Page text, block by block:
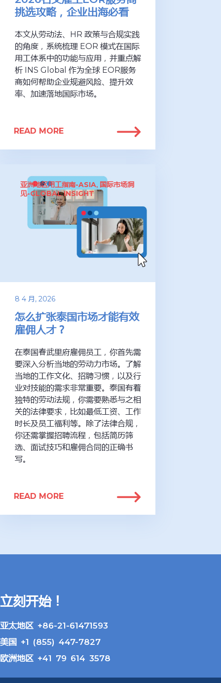
挑选攻略，企业出海必看
本文从劳动法、HR 政策与合规实践
的角度，系统梳理 EOR 模式在国际
用工体系中的功能与应用，并重点解
析 INS Global 作为全球 EOR服务
商如何帮助企业规避风险、提升效
率、加速落地国际市场。
READ MORE
亚洲地区用工指南-ASIA, 国际市场洞
见-GLOBAL INSIGHT
8 4 月, 2026
怎么扩张泰国市场才能有效
雇佣人才？
在泰国春武里府雇佣员工，你首先需
要深入分析当地的劳动力市场。了解
当地的工作文化、招聘习惯，以及行
业对技能的需求非常重要。泰国有着
独特的劳动法规，你需要熟悉与之相
关的法律要求，比如最低工资、工作
时长及员工福利等。除了法律合规，
你还需掌握招聘流程，包括简历筛
选、面试技巧和雇佣合同的正确书
写。
READ MORE
立刻开始！
亚太地区 +86-21-61471593
美国 +1 (855) 447-7827
欧洲地区 +41 79 614 3578